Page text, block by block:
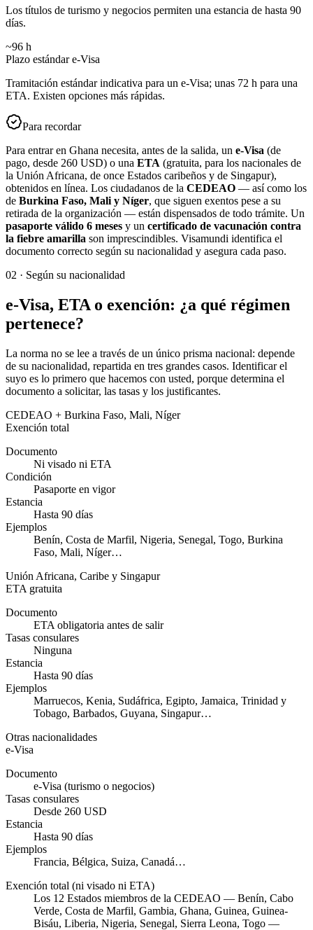
Los títulos de turismo y negocios permiten una estancia de hasta 90
días.
~96 h
Plazo estándar e-Visa
Tramitación estándar indicativa para un e-Visa; unas 72 h para una
ETA. Existen opciones más rápidas.
Para recordar
Para entrar en Ghana necesita, antes de la salida, un e-Visa (de
pago, desde 260 USD) o una ETA (gratuita, para los nacionales de
la Unión Africana, de once Estados caribeños y de Singapur),
obtenidos en línea. Los ciudadanos de la CEDEAO — así como los
de Burkina Faso, Mali y Níger, que siguen exentos pese a su
retirada de la organización — están dispensados de todo trámite. Un
pasaporte válido 6 meses y un certificado de vacunación contra
la fiebre amarilla son imprescindibles. Visamundi identifica el
documento correcto según su nacionalidad y asegura cada paso.
02 · Según su nacionalidad
e-Visa, ETA o exención: ¿a qué régimen
pertenece?
La norma no se lee a través de un único prisma nacional: depende
de su nacionalidad, repartida en tres grandes casos. Identificar el
suyo es lo primero que hacemos con usted, porque determina el
documento a solicitar, las tasas y los justificantes.
CEDEAO + Burkina Faso, Mali, Níger
Exención total
Documento
Ni visado ni ETA
Condición
Pasaporte en vigor
Estancia
Hasta 90 días
Ejemplos
Benín, Costa de Marfil, Nigeria, Senegal, Togo, Burkina
Faso, Mali, Níger…
Unión Africana, Caribe y Singapur
ETA gratuita
Documento
ETA obligatoria antes de salir
Tasas consulares
Ninguna
Estancia
Hasta 90 días
Ejemplos
Marruecos, Kenia, Sudáfrica, Egipto, Jamaica, Trinidad y
Tobago, Barbados, Guyana, Singapur…
Otras nacionalidades
e-Visa
Documento
e-Visa (turismo o negocios)
Tasas consulares
Desde 260 USD
Estancia
Hasta 90 días
Ejemplos
Francia, Bélgica, Suiza, Canadá…
Exención total (ni visado ni ETA)
Los 12 Estados miembros de la CEDEAO — Benín, Cabo
Verde, Costa de Marfil, Gambia, Ghana, Guinea, Guinea-
Bisáu, Liberia, Nigeria, Senegal, Sierra Leona, Togo —